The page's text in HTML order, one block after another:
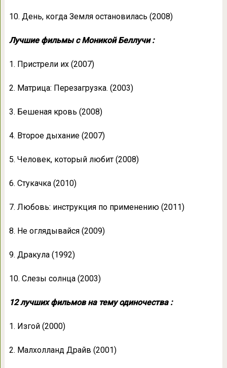
10. День, когда Земля остановилась (2008)
Лучшие фильмы с Моникой Беллучи :
1. Пристрели их (2007)
2. Матрица: Перезагрузка. (2003)
3. Бешеная кровь (2008)
4. Второе дыхание (2007)
5. Человек, который любит (2008)
6. Стукачка (2010)
7. Любовь: инструкция по применению (2011)
8. Не оглядывайся (2009)
9. Дракула (1992)
10. Слезы солнца (2003)
12 лучших фильмов на тему одиночества :
1. Изгой (2000)
2. Малхолланд Драйв (2001)